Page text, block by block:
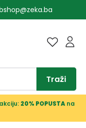
Traži
20% POPUSTAna